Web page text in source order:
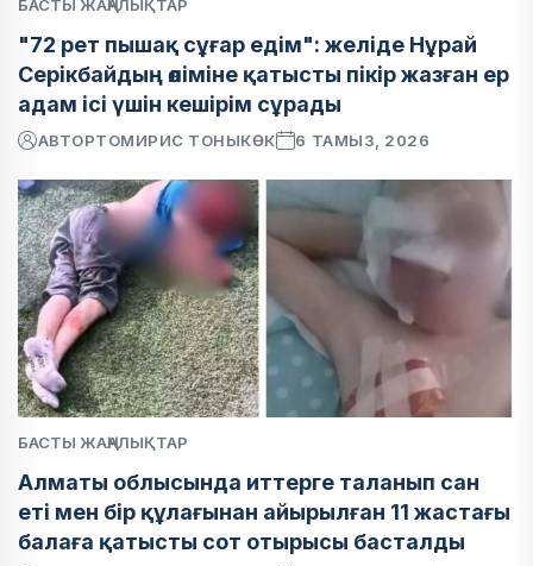
БАСТЫ ЖАҢАЛЫҚТАР
"72 рет пышақ сұғар едім": желіде Нұрай
Серікбайдың өліміне қатысты пікір жазған ер
адам ісі үшін кешірім сұрады
АВТОРТОМИРИС ТОНЫКӨК 6 ТАМЫЗ, 2026
БАСТЫ ЖАҢАЛЫҚТАР
Алматы облысында иттерге таланып сан
еті мен бір құлағынан айырылған 11 жастағы
балаға қатысты сот отырысы басталды